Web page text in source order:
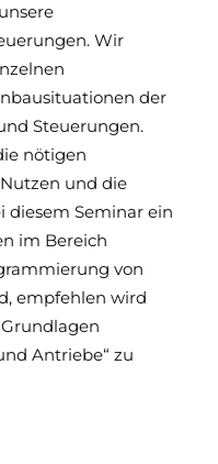
Wir
der
Steuerungen.
nötigen
und die
diesem Seminar ein
im Bereich
von
empfehlen wird
Antriebe“ zu